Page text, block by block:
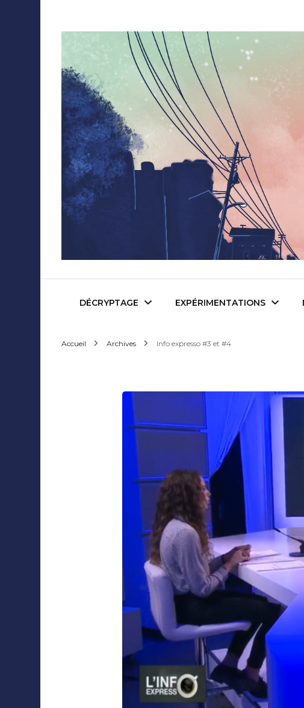
Mediafactory – Le blog des
DÉCRYPTAGE
Edition et Littérature
EXPÉRIMENTATIONS
Webserie
WebDoc
Com’quiz
Créativité
Collaborations
Accueil Archives Info expresso #3 et #4